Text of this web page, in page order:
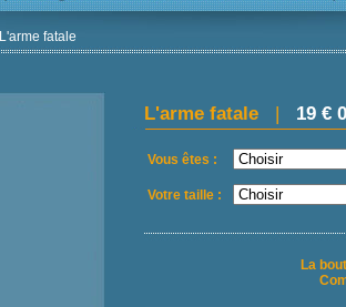
L'arme fatale
L'arme fatale | 19 €
Vous êtes :
Votre taille :
La